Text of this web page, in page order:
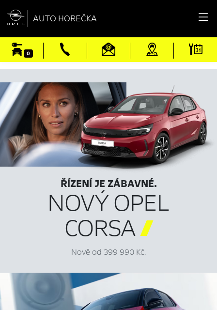
 AUTO HOREČKA
0
ŘÍZENÍ JE ZÁBAVNÉ.
NOVÝ OPEL
CORSA
Nově od 399 990 Kč.